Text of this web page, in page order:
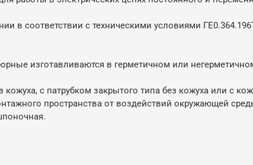
в соответствии с техническими условиями
изготавливаются в герметичном или
с патрубком закрытого типа без кожуха или с
пространства от воздействий окружающей